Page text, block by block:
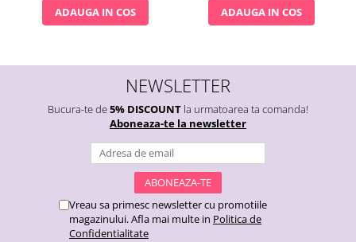
ADAUGA IN COS ADAUGA IN COS
NEWSLETTER
Bucura-te de5% DISCOUNT la urmatoarea ta comanda!
Aboneaza-te la newsletter
Vreau sa primesc newsletter cu promotiile
magazinului. Afla mai multe in Politica de
Confidentialitate